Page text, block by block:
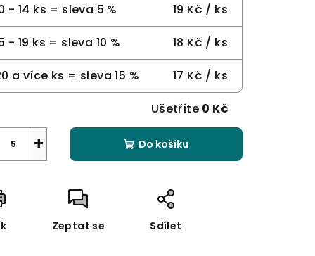
- 14 ks = sleva 5 % 19 Kč / ks
- 19 ks = sleva 10 % 18 Kč / ks
a více ks = sleva 15 % 17 Kč / ks
Ušetříte 0 Kč
+ Do košíku
Zeptat se Sdílet